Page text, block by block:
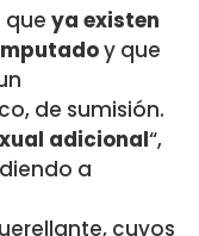
que ya existen
y que
de sumisión.
adicional“,
a
cuyos